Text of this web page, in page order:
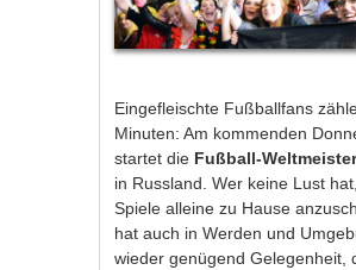
Eingefleischte Fußballfans
Minuten: Am kommenden
startet die Fußball-
in Russland. Wer keine Lust
Spiele alleine zu Hause
hat auch in Werden und
wieder genügend Gelegenheit,